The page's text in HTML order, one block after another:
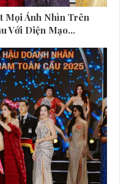
Mọi Ánh Nhìn Trên
Với Diện Mạo…